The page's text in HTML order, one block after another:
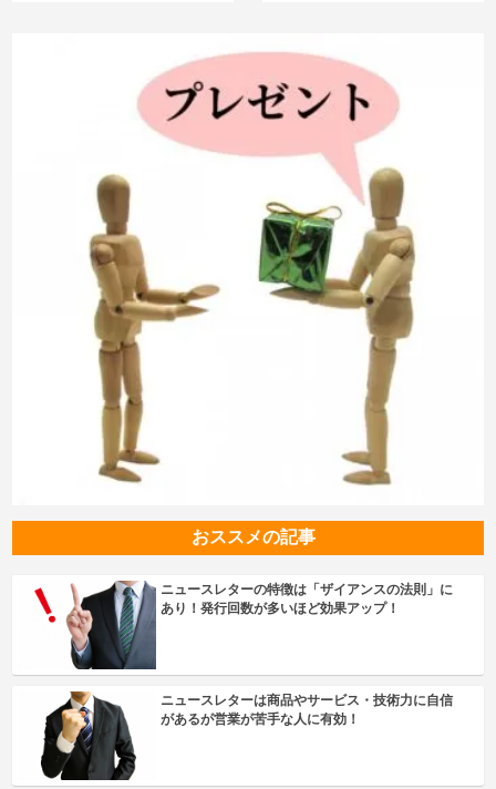
おススメの記事
ニュースレターの特徴は「ザイアンスの法則」に
あり！発行回数が多いほど効果アップ！
ニュースレターは商品やサービス・技術力に自信
があるが営業が苦手な人に有効！